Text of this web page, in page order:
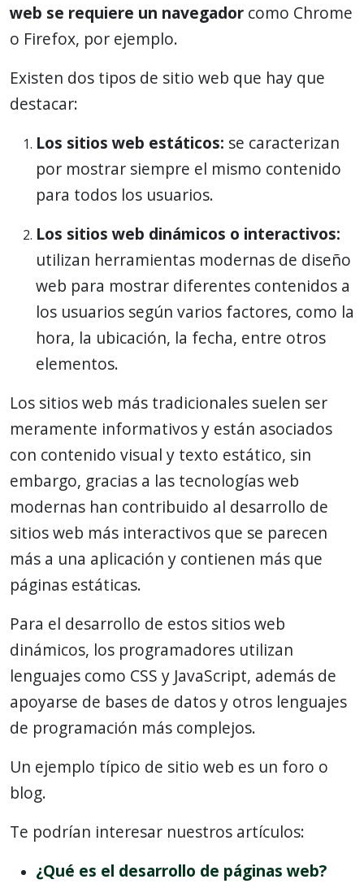
web se requiere un navegador como Chrome
o Firefox, por ejemplo.
Existen dos tipos de sitio web que hay que
destacar:
Los sitios web estáticos: se caracterizan
por mostrar siempre el mismo contenido
para todos los usuarios.
Los sitios web dinámicos o interactivos:
utilizan herramientas modernas de diseño
web para mostrar diferentes contenidos a
los usuarios según varios factores, como la
hora, la ubicación, la fecha, entre otros
elementos.
Los sitios web más tradicionales suelen ser
meramente informativos y están asociados
con contenido visual y texto estático, sin
embargo, gracias a las tecnologías web
modernas han contribuido al desarrollo de
sitios web más interactivos que se parecen
más a una aplicación y contienen más que
páginas estáticas.
Para el desarrollo de estos sitios web
dinámicos, los programadores utilizan
lenguajes como CSS y JavaScript, además de
apoyarse de bases de datos y otros lenguajes
de programación más complejos.
Un ejemplo típico de sitio web es un foro o
blog.
Te podrían interesar nuestros artículos:
¿Qué es el desarrollo de páginas web?